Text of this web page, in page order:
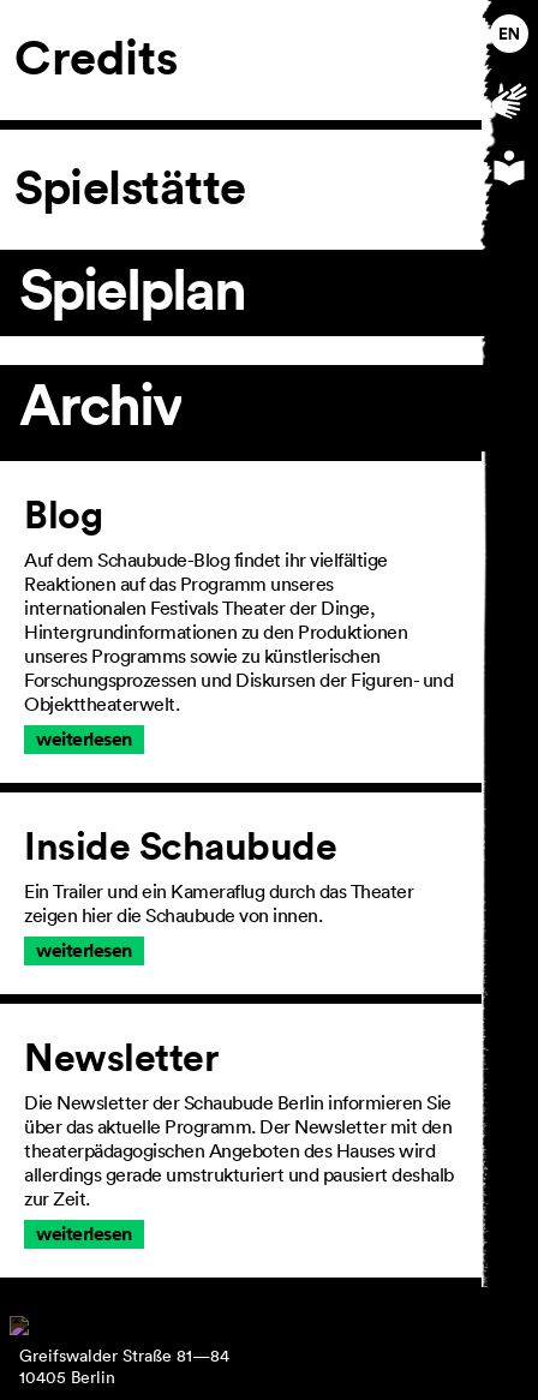
Credits
Spielstätte
Spielplan
Archiv
Artikel
Blog
Auf dem Schaubude-Blog findet ihr vielfältige
Reaktionen auf das Programm unseres
internationalen Festivals Theater der Dinge,
Hintergrundinformationen zu den Produktionen
unseres Programms sowie zu künstlerischen
Forschungsprozessen und Diskursen der Figuren- und
Objekttheaterwelt.
weiterlesen
Inside Schaubude
Ein Trailer und ein Kameraflug durch das Theater
zeigen hier die Schaubude von innen.
weiterlesen
Newsletter
Die Newsletter der Schaubude Berlin informieren Sie
über das aktuelle Programm. Der Newsletter mit den
theaterpädagogischen Angeboten des Hauses wird
allerdings gerade umstrukturiert und pausiert deshalb
zur Zeit.
weiterlesen
Greifswalder Straße 81—84
10405 Berlin